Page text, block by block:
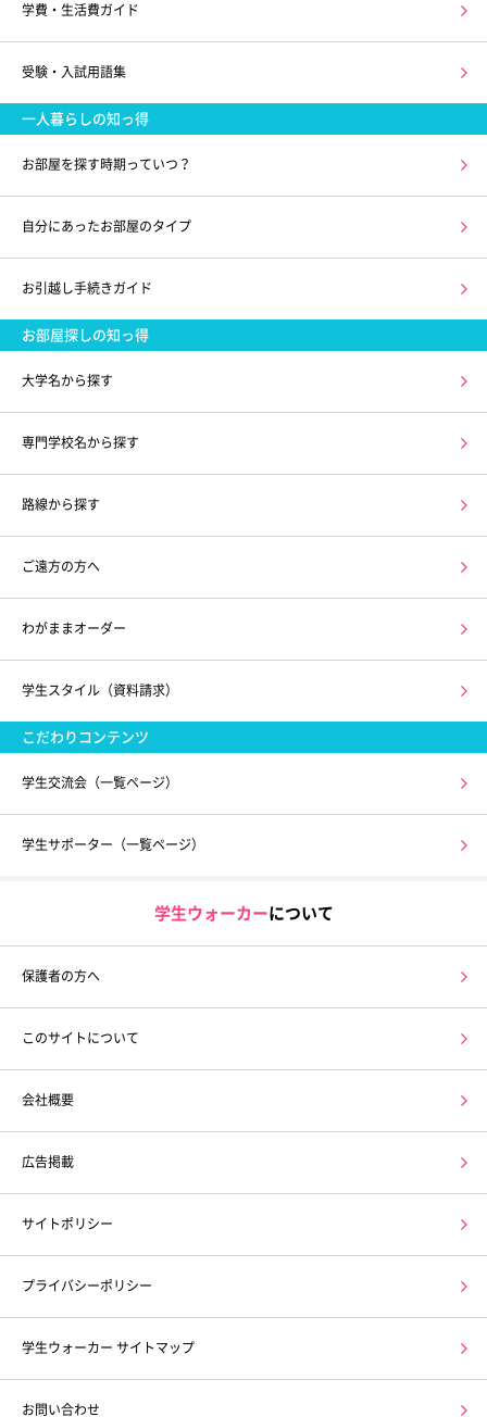
学費・生活費ガイド
受験・入試用語集
一人暮らしの知っ得
お部屋を探す時期っていつ？
自分にあったお部屋のタイプ
お引越し手続きガイド
お部屋探しの知っ得
大学名から探す
専門学校名から探す
路線から探す
ご遠方の方へ
わがままオーダー
学生スタイル（資料請求）
こだわりコンテンツ
学生交流会（一覧ページ）
学生サポーター（一覧ページ）
学生ウォーカーについて
保護者の方へ
このサイトについて
会社概要
広告掲載
サイトポリシー
プライバシーポリシー
学生ウォーカー サイトマップ
お問い合わせ